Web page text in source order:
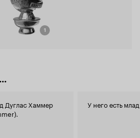
1
Дуглас Хаммер
У него есть